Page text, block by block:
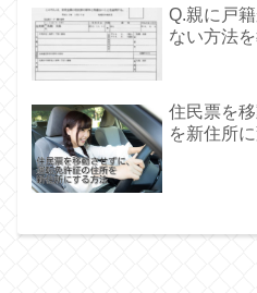
Q.親に戸
ない方法
住民票を
を新住所